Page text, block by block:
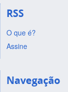
RSS
O que é?
Assine
Navegação